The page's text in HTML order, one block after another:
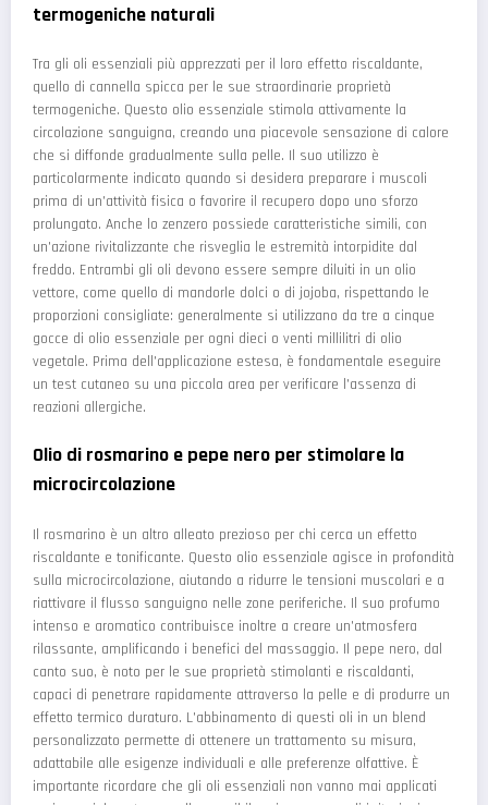
termogeniche naturali
Tra gli oli essenziali più apprezzati per il loro effetto riscaldante,
quello di cannella spicca per le sue straordinarie proprietà
termogeniche. Questo olio essenziale stimola attivamente la
circolazione sanguigna, creando una piacevole sensazione di calore
che si diffonde gradualmente sulla pelle. Il suo utilizzo è
particolarmente indicato quando si desidera preparare i muscoli
prima di un'attività fisica o favorire il recupero dopo uno sforzo
prolungato. Anche lo zenzero possiede caratteristiche simili, con
un'azione rivitalizzante che risveglia le estremità intorpidite dal
freddo. Entrambi gli oli devono essere sempre diluiti in un olio
vettore, come quello di mandorle dolci o di jojoba, rispettando le
proporzioni consigliate: generalmente si utilizzano da tre a cinque
gocce di olio essenziale per ogni dieci o venti millilitri di olio
vegetale. Prima dell'applicazione estesa, è fondamentale eseguire
un test cutaneo su una piccola area per verificare l'assenza di
reazioni allergiche.
Olio di rosmarino e pepe nero per stimolare la
microcircolazione
Il rosmarino è un altro alleato prezioso per chi cerca un effetto
riscaldante e tonificante. Questo olio essenziale agisce in profondità
sulla microcircolazione, aiutando a ridurre le tensioni muscolari e a
riattivare il flusso sanguigno nelle zone periferiche. Il suo profumo
intenso e aromatico contribuisce inoltre a creare un'atmosfera
rilassante, amplificando i benefici del massaggio. Il pepe nero, dal
canto suo, è noto per le sue proprietà stimolanti e riscaldanti,
capaci di penetrare rapidamente attraverso la pelle e di produrre un
effetto termico duraturo. L'abbinamento di questi oli in un blend
personalizzato permette di ottenere un trattamento su misura,
adattabile alle esigenze individuali e alle preferenze olfattive. È
importante ricordare che gli oli essenziali non vanno mai applicati